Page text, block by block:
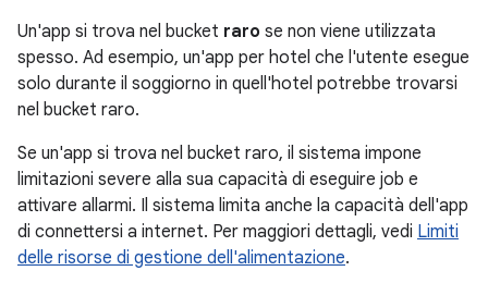
Un'app si trova nel bucket raro se non viene utilizzata
spesso. Ad esempio, un'app per hotel che l'utente esegue
solo durante il soggiorno in quell'hotel potrebbe trovarsi
nel bucket raro.
Se un'app si trova nel bucket raro, il sistema impone
limitazioni severe alla sua capacità di eseguire job e
attivare allarmi. Il sistema limita anche la capacità dell'app
di connettersi a internet. Per maggiori dettagli, vedi Limiti
delle risorse di gestione dell'alimentazione.